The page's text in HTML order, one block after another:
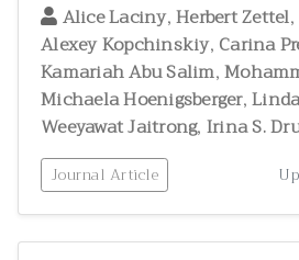
Alice Laciny,Herbert Zettel,
Alexey Kopchinskiy, Carina
Kamariah Abu Salim,
Michaela Hoenigsberger,
Weeyawat Jaitrong, Irina S.
Journal Article